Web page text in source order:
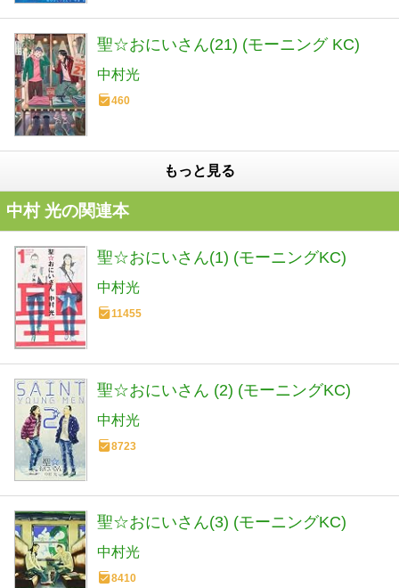
聖☆おにいさん(21) (モーニング KC)
中村光
460
もっと見る
中村 光の関連本
聖☆おにいさん(1) (モーニングKC)
中村光
11455
聖☆おにいさん (2) (モーニングKC)
中村光
8723
聖☆おにいさん(3) (モーニングKC)
中村光
8410